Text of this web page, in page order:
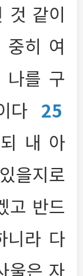
것 같이
중히 여
나를 구
다 25
내 아
을지로
고 반드
니라 다
울은 자